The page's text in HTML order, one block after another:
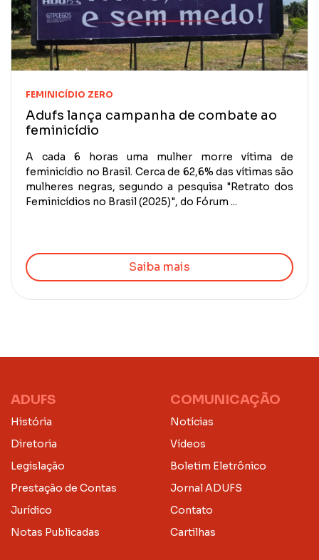
FEMINICÍDIO ZERO
Adufs lança campanha de combate ao
feminicídio
A cada 6 horas uma mulher morre vítima de
feminicídio no Brasil. Cerca de 62,6% das vítimas são
mulheres negras, segundo a pesquisa "Retrato dos
Feminicídios no Brasil (2025)", do Fórum ...
Saiba mais
ADUFS
História
Diretoria
Legislação
Prestação de Contas
Jurídico
Notas Publicadas
COMUNICAÇÃO
Notícias
Vídeos
Boletim Eletrônico
Jornal ADUFS
Contato
Cartilhas